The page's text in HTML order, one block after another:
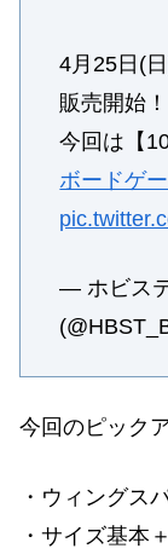
4月25日(
販売開始！
今回は【
ボードゲ
— ホビス
今回のピック
・ウィングス
・サイズ基本